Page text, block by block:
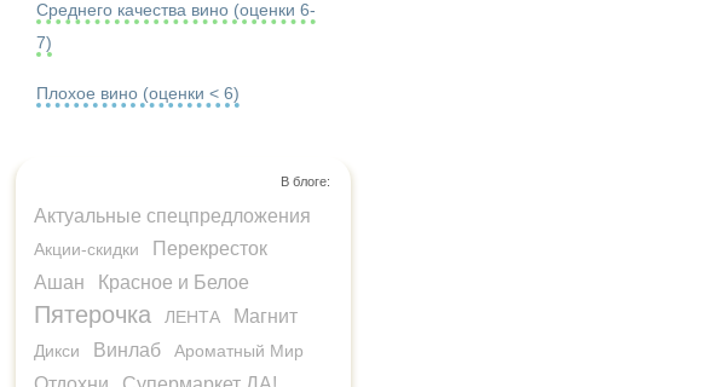
Среднего качества вино (оценки 6-
7)
Плохое вино (оценки < 6)
В блоге:
Актуальные спецпредложения
Акции-скидки
Перекресток
Ашан
Красное и Белое
Пятерочка ЛЕНТА Магнит
Дикси Винлаб Ароматный Мир